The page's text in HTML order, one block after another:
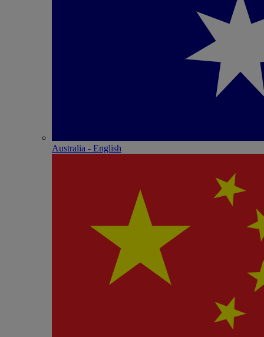
Australia - English